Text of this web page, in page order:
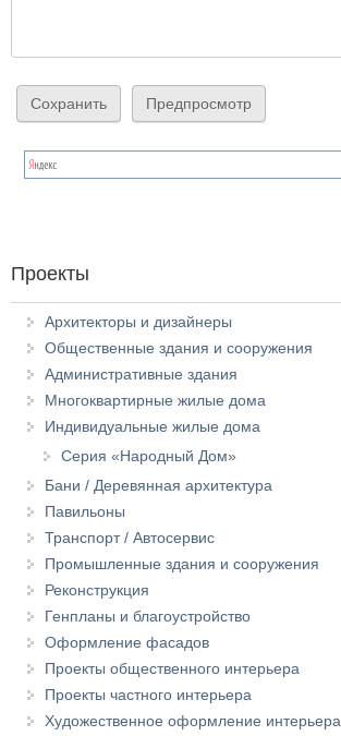
Проекты
Архитекторы и дизайнеры
Общественные здания и сооружения
Административные здания
Многоквартирные жилые дома
Индивидуальные жилые дома
Серия «Народный Дом»
Бани / Деревянная архитектура
Павильоны
Транспорт / Автосервис
Промышленные здания и сооружения
Реконструкция
Генпланы и благоустройство
Оформление фасадов
Проекты общественного интерьера
Проекты частного интерьера
Художественное оформление интерьера